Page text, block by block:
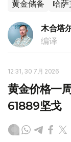
黄金储备 哈萨
木合塔
编译
12:31, 30 7月 2026
黄金价格一
61889坚戈